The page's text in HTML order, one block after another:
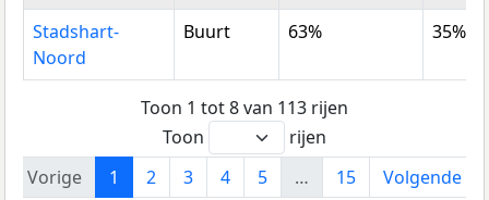
Stadshart-
Noord
Buurt 63% 35%
Toon 1 tot 8 van 113 rijen
Toon
rijen
Vorige
1 2 3 4 5 … 15 Volgende